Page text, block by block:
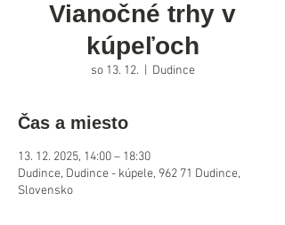
Vianočné trhy v
kúpeľoch
so 13. 12. Dudince
Čas a miesto
13. 12. 2025, 14:00 – 18:30
Dudince, Dudince - kúpele, 962 71 Dudince,
Slovensko